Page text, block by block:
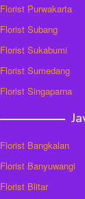
Florist Purwakarta
Florist Subang
Florist Sukabumi
Florist Sumedang
Florist Singaparna
Florist Bangkalan
Florist Banyuwangi
Florist Blitar